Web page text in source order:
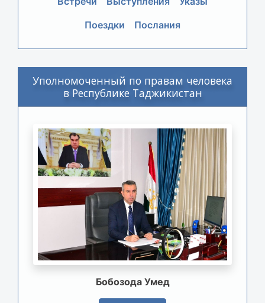
Поездки
Послания
Уполномоченный по правам человека
в Республике Таджикистан
Бобозода Умед